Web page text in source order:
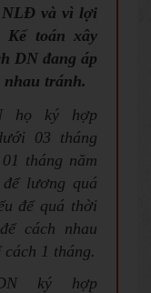
NLĐ và vì lợi
Kế toán xây
DN đang áp
nhau tránh.
họ ký hợp
03 tháng
tháng năm
lương quá
để quá thời
cách nhau
1 tháng.
ký hợp